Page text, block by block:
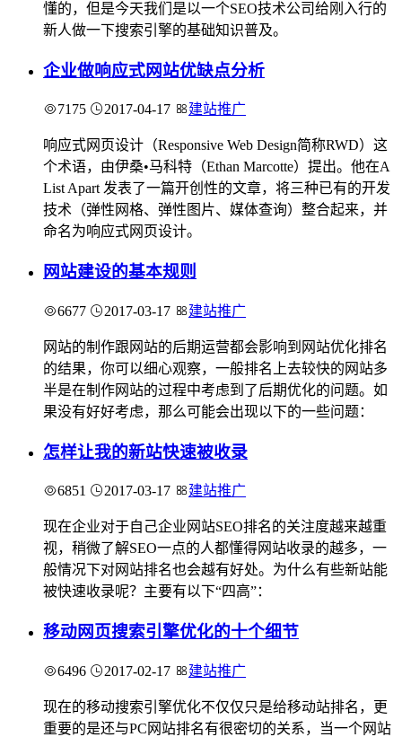
懂的，但是今天我们是以一个SEO技术公司给刚入行的
新人做一下搜索引擎的基础知识普及。
企业做响应式网站优缺点分析
7175 2017-04-17 建站推广
响应式网页设计（Responsive Web Design简称RWD）这
个术语，由伊桑•马科特（Ethan Marcotte）提出。他在A
List Apart 发表了一篇开创性的文章，将三种已有的开发
技术（弹性网格、弹性图片、媒体查询）整合起来，并
命名为响应式网页设计。
网站建设的基本规则
6677 2017-03-17 建站推广
网站的制作跟网站的后期运营都会影响到网站优化排名
的结果，你可以细心观察，一般排名上去较快的网站多
半是在制作网站的过程中考虑到了后期优化的问题。如
果没有好好考虑，那么可能会出现以下的一些问题：
怎样让我的新站快速被收录
6851 2017-03-17 建站推广
现在企业对于自己企业网站SEO排名的关注度越来越重
视，稍微了解SEO一点的人都懂得网站收录的越多，一
般情况下对网站排名也会越有好处。为什么有些新站能
被快速收录呢？主要有以下“四高”：
移动网页搜索引擎优化的十个细节
6496 2017-02-17 建站推广
现在的移动搜索引擎优化不仅仅只是给移动站排名，更
重要的是还与PC网站排名有很密切的关系，当一个网站